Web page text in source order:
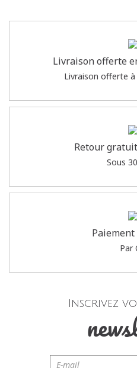
Livraison offerte
Livraison offerte
Retour
Sous
Par
Inscrivez